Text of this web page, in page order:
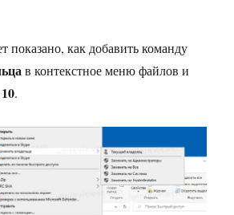
показано, как добавить команду
в контекстное меню файлов и
.